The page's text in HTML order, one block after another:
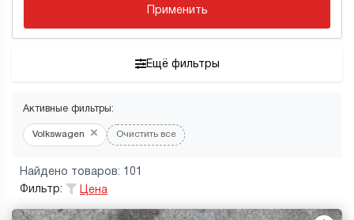
Применить
Ещё фильтры
Активные фильтры:
Volkswagen × Очистить все
Найдено товаров: 101
Фильтр:
Цена